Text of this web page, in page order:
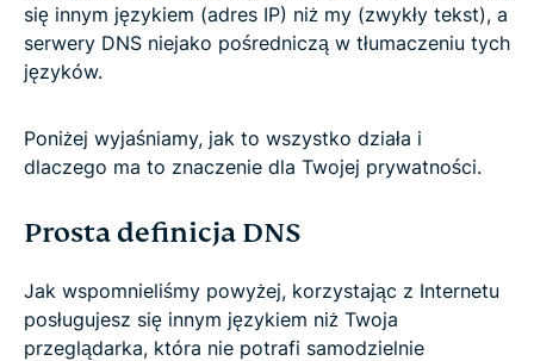
się innym językiem (adres IP) niż my (zwykły tekst), a
serwery DNS niejako pośredniczą w tłumaczeniu tych
języków.
Poniżej wyjaśniamy, jak to wszystko działa i
dlaczego ma to znaczenie dla Twojej prywatności.
Prosta definicja DNS
Jak wspomnieliśmy powyżej, korzystając z Internetu
posługujesz się innym językiem niż Twoja
przeglądarka, która nie potrafi samodzielnie